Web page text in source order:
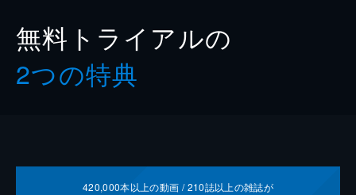
無料トライアルの
2つの特典
420,000本以上の動画 /210誌以上の雑誌が